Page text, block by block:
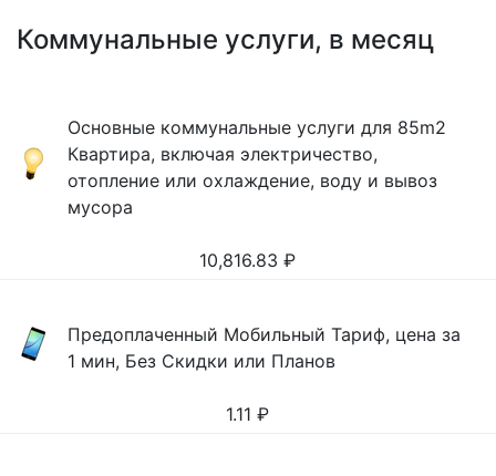
Коммунальные услуги, в месяц
Основные коммунальные услуги для 85m2
Квартира, включая электричество,
отопление или охлаждение, воду и вывоз
мусора
10,816.83 ₽
Предоплаченный Мобильный Тариф, цена за
1 мин, Без Скидки или Планов
1.11 ₽